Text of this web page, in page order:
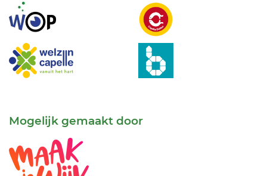
Mogelijk gemaakt door